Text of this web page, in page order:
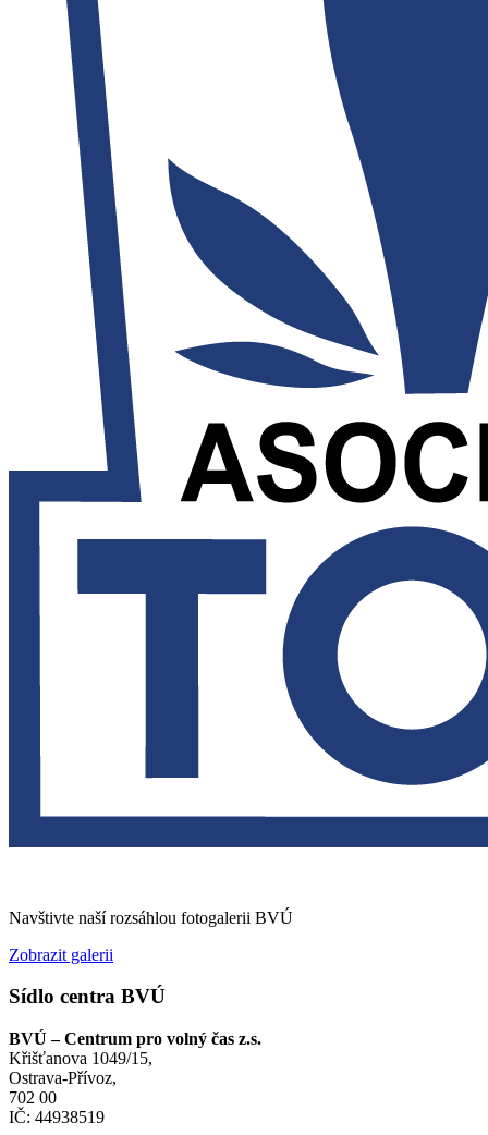
Navštivte naší rozsáhlou fotogalerii BVÚ
Zobrazit galerii
Sídlo centra BVÚ
BVÚ – Centrum pro volný čas z.s.
Křišťanova 1049/15,
Ostrava-Přívoz,
702 00
IČ: 44938519